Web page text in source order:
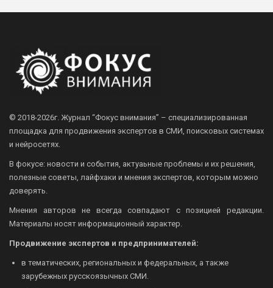
© 2018-2026г. Журнал “Фокус внимания” – специализированная
площадка для продвижения экспертов в СМИ, поисковых системах
и нейросетях.
В фокусе: новости и события, актуаьные проблемы и их решения,
полезные советы, лайфхаки и мнения экспертов, которым можно
доверять.
Мнения авторов не всегда совпадают с позицией редакции.
Материалы носят информационный характер.
Продвижение экспертов и предпринимателей:
в тематических, региональных и федеральных, а также
зарубежных русскоязычных СМИ.